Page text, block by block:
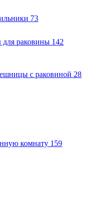
73
раковины 142
с раковиной 28
комнату 159